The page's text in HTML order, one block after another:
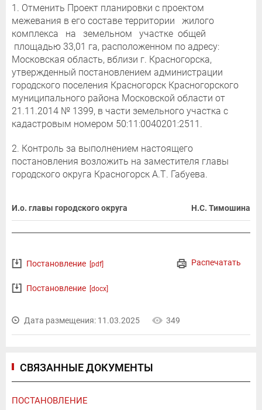
1. Отменить Проект планировки с проектом
межевания в его составе территории жилого
комплекса на земельном участке общей
площадью 33,01 га, расположенном по адресу:
Московская область, вблизи г. Красногорска,
утвержденный постановлением администрации
городского поселения Красногорск Красногорского
муниципального района Московской области от
21.11.2014 № 1399, в части земельного участка с
кадастровым номером 50:11:0040201:2511.
2. Контроль за выполнением настоящего
постановления возложить на заместителя главы
городского округа Красногорск А.Т. Габуева.
И.о. главы городского округа Н.С. Тимошина
Распечатать
Постановление [pdf]
Постановление [docx]
Дата размещения: 11.03.2025 349
СВЯЗАННЫЕ ДОКУМЕНТЫ
ПОСТАНОВЛЕНИЕ